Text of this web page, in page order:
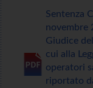
Sentenza
novembre
Giudice
cui alla
operatori
riportato